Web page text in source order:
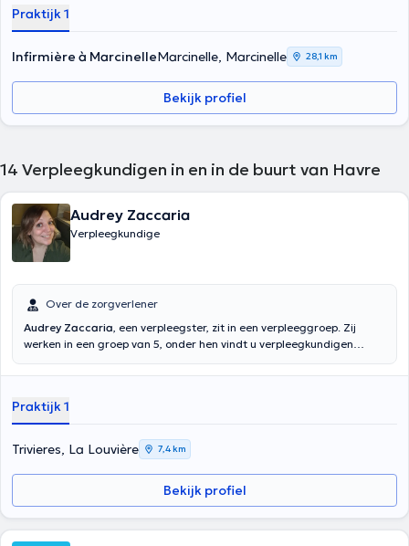
Praktijk 1
Infirmière à MarcinelleMarcinelle, Marcinelle 28,1 km
Bekijk profiel
14 Verpleegkundigen in en in de buurt van Havre
Audrey Zaccaria
Verpleegkundige
Over de zorgverlener
Audrey Zaccaria, een verpleegster, zit in een verpleeggroep. Zij
werken in een groep van 5, onder hen vindt u verpleegkundigen
werken in de regio van het centrum (Trivieres, Saint-vaast, Strépy-
Praktijk 1
Trivieres, La Louvière 7,4 km
Bekijk profiel